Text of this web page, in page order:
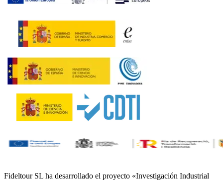
Fideltour SL ha desarrollado el proyecto «Investigación Industrial